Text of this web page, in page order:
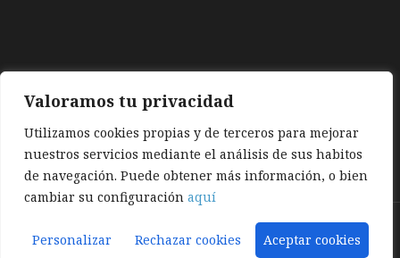
Valoramos tu privacidad
Utilizamos cookies propias y de terceros para mejorar
nuestros servicios mediante el análisis de sus habitos
de navegación. Puede obtener más información, o bien
cambiar su configuración aquí
Personalizar Rechazar cookies Aceptar cookies
Aviso legal| Política de privacidad| Política de cookies